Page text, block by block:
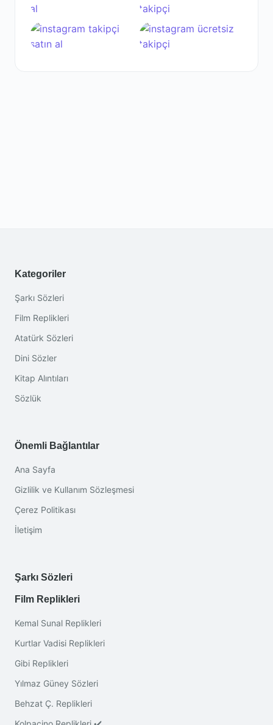
Kategoriler
Şarkı Sözleri
Film Replikleri
Atatürk Sözleri
Dini Sözler
Kitap Alıntıları
Sözlük
Önemli Bağlantılar
Ana Sayfa
Gizlilik ve Kullanım Sözleşmesi
Çerez Politikası
İletişim
Şarkı Sözleri
Film Replikleri
Kemal Sunal Replikleri
Kurtlar Vadisi Replikleri
Gibi Replikleri
Yılmaz Güney Sözleri
Behzat Ç. Replikleri